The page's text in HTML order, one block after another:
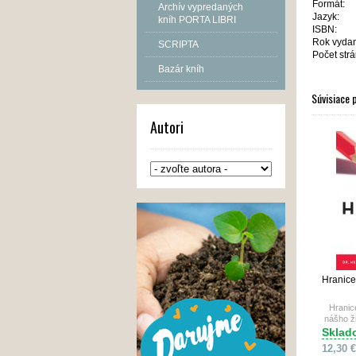
Archív vypredaných
kníh PORTA LIBRI
SCRIPTA
Bazár kníh
Autori
Formát:
Jazyk:
ISBN:
Rok
Počet
Súvisiace
Hranice
nášho
k nám
nám
12,30 €